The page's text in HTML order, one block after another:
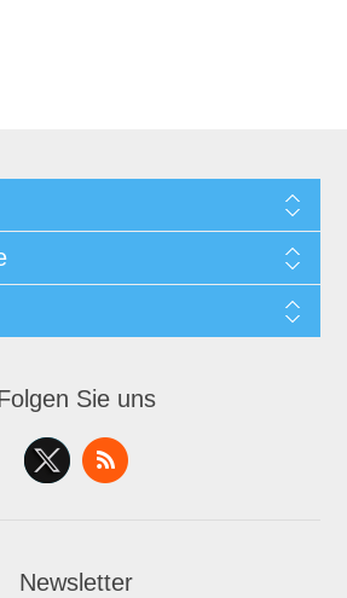
Sie uns
Newsletter